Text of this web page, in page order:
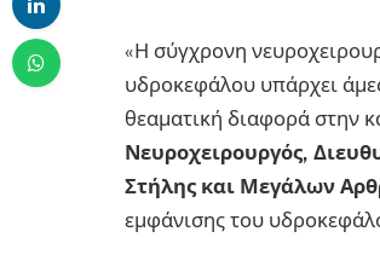
«Η σύγχρονη
υδροκεφάλου υπάρχει
θεαματική διαφορά στην
Νευροχειρουργός,
Στήλης και Μεγάλων
εμφάνισης του